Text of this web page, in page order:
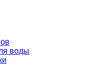
воды